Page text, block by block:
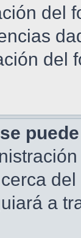
del
del
a